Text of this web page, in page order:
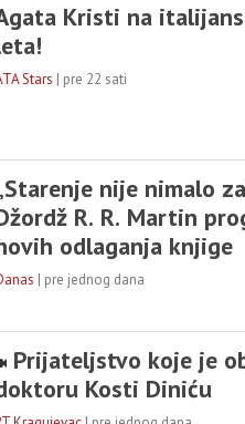
Kristi na
Stars | pre 22 sati
nije nimalo
R. R. Martin
odlaganja knjige
| pre jednog dana
Prijateljstvo koje je
Kosti Diniću